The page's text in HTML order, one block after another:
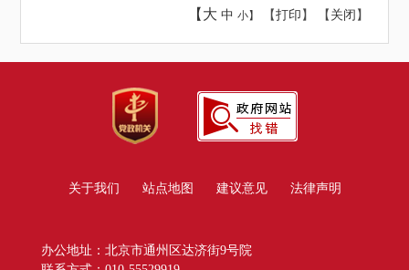
【大 中 小】 【打印 】 【 关闭 】
关于我们 站点地图 建议意见 法律声明
办公地址：北京市通州区达济街9号院